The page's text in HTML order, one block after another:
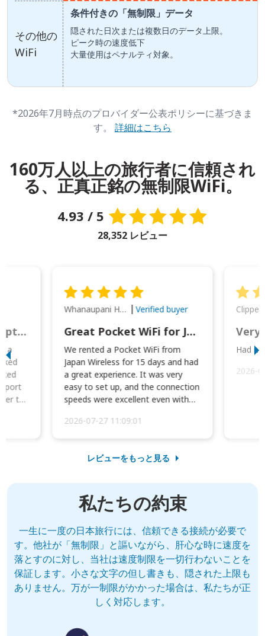
その他の
WiFi
条件付きの「無制限」データ
隠された日次または複数日のデータ上限。
ピーク時の速度低下
大量使用はペナルティ対象。
*2026年7月時点のプロバイダー公表ポリシーに基づきま
す。 詳細はこちら
160万人以上の旅行者に信頼され
る、正真正銘の無制限WiFi。
4.93 / 5
28,352 レビュー
This was wonderful option to a family of four. Everything worked smoothly.
a
to
Whanaupani Henry Joseph Macown Verified buyer
Great Pocket WiFi for Japan Travel
We rented a Pocket WiFi from
Japan Wireless for 15 days and had
a great experience. It was very
easy to set up, and the connection
speeds were excellent even with
2026-07-27 11:09:01
Very
Had
2026-
レビューをもっと見る
私たちの約束
一生に一度の日本旅行には、信頼できる接続が必要で
す。他社が「無制限」と謳いながら、肝心な時に速度を
落とすのに対し、当社は速度制限を一切行わないことを
保証します。小さな文字の但し書きも、隠された上限も
ありません。万が一制限がかかった場合は、私たちが正
しく対応します。